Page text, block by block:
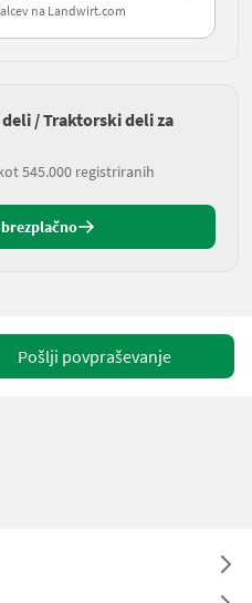
na Landwirt.com
/ Traktorski deli za
545.000 registriranih
Pošlji povpraševanje